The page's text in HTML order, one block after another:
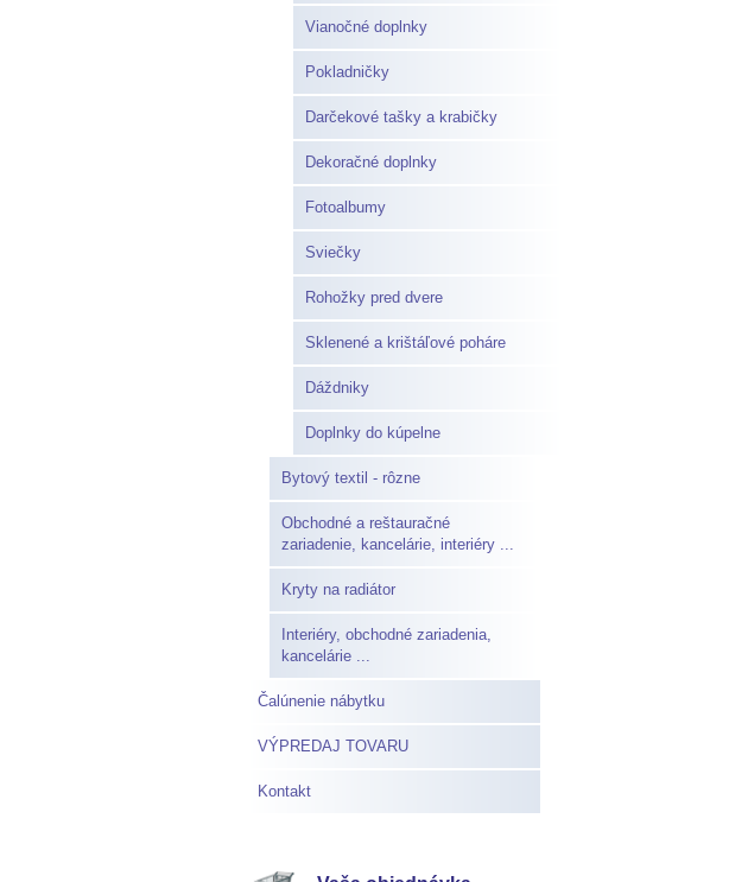
Vianočné doplnky
Pokladničky
Darčekové tašky a krabičky
Dekoračné doplnky
Fotoalbumy
Sviečky
Rohožky pred dvere
Sklenené a krištáľové poháre
Dáždniky
Doplnky do kúpelne
Bytový textil - rôzne
Obchodné a reštauračné
zariadenie, kancelárie, interiéry ...
Kryty na radiátor
Interiéry, obchodné zariadenia,
kancelárie ...
Čalúnenie nábytku
VÝPREDAJ TOVARU
Kontakt